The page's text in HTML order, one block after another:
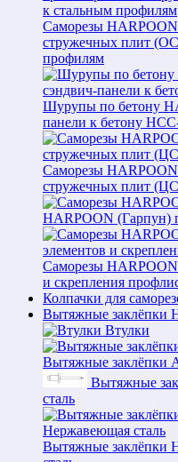
Саморезы HARPOON
стружечных плит
профилям
Шурупы по бетону
панели к бетону
Саморезы
стружечных плит
HARPOON (Гарпун)
Саморезы
и скрепления
Колпачки для
Вытяжные заклёпки
Втулки
Вытяжные заклёпки
Вытяжные
сталь
Вытяжные заклёпки